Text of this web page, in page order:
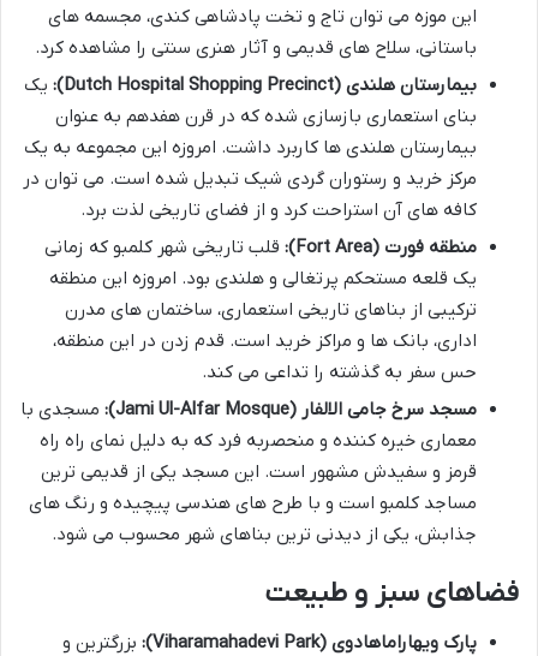
این موزه می توان تاج و تخت پادشاهی کندی، مجسمه های
باستانی، سلاح های قدیمی و آثار هنری سنتی را مشاهده کرد.
بیمارستان هلندی (Dutch Hospital Shopping Precinct):
یک
بنای استعماری بازسازی شده که در قرن هفدهم به عنوان
بیمارستان هلندی ها کاربرد داشت. امروزه این مجموعه به یک
مرکز خرید و رستوران گردی شیک تبدیل شده است. می توان در
کافه های آن استراحت کرد و از فضای تاریخی لذت برد.
منطقه فورت (Fort Area):
قلب تاریخی شهر کلمبو که زمانی
یک قلعه مستحکم پرتغالی و هلندی بود. امروزه این منطقه
ترکیبی از بناهای تاریخی استعماری، ساختمان های مدرن
اداری، بانک ها و مراکز خرید است. قدم زدن در این منطقه،
حس سفر به گذشته را تداعی می کند.
مسجد سرخ جامی الالفار (Jami Ul-Alfar Mosque):
مسجدی با
معماری خیره کننده و منحصربه فرد که به دلیل نمای راه راه
قرمز و سفیدش مشهور است. این مسجد یکی از قدیمی ترین
مساجد کلمبو است و با طرح های هندسی پیچیده و رنگ های
جذابش، یکی از دیدنی ترین بناهای شهر محسوب می شود.
فضاهای سبز و طبیعت
پارک ویهاراماهادوی (Viharamahadevi Park): بزرگترین و